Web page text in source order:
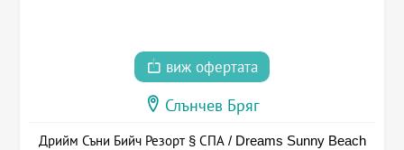
виж офертата
Слънчев Бряг
Дрийм Съни Бийч Резорт § СПА / Dreams Sunny Beach